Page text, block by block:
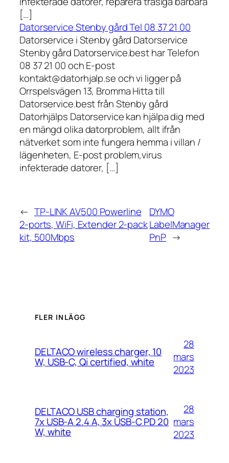
[…]
Datorservice Stenby gård Tel 08 37 21 00
Datorservice i Stenby gård Datorservice
Stenby gård Datorservice.best har Telefon
08 37 21 00 och E-post
kontakt@datorhjalp.se och vi ligger på
Orrspelsvägen 13, Bromma Hitta till
Datorservice.best från Stenby gård
Datorhjälps Datorservice kan hjälpa dig med
en mängd olika datorproblem, allt ifrån
nätverket som inte fungera hemma i villan /
lägenheten, E-post problem,virus
infekterade datorer, […]
← TP-LINK AV500 Powerline
2-ports, WiFi, Extender 2-pack
kit, 500Mbps
DYMO
LabelManager
PnP →
FLER INLÄGG
DELTACO wireless charger, 10
W, USB-C, Qi certified, white
28
mars
2023
DELTACO USB charging station,
7x USB-A 2.4 A, 3x USB-C PD 20
W, white
28
mars
2023